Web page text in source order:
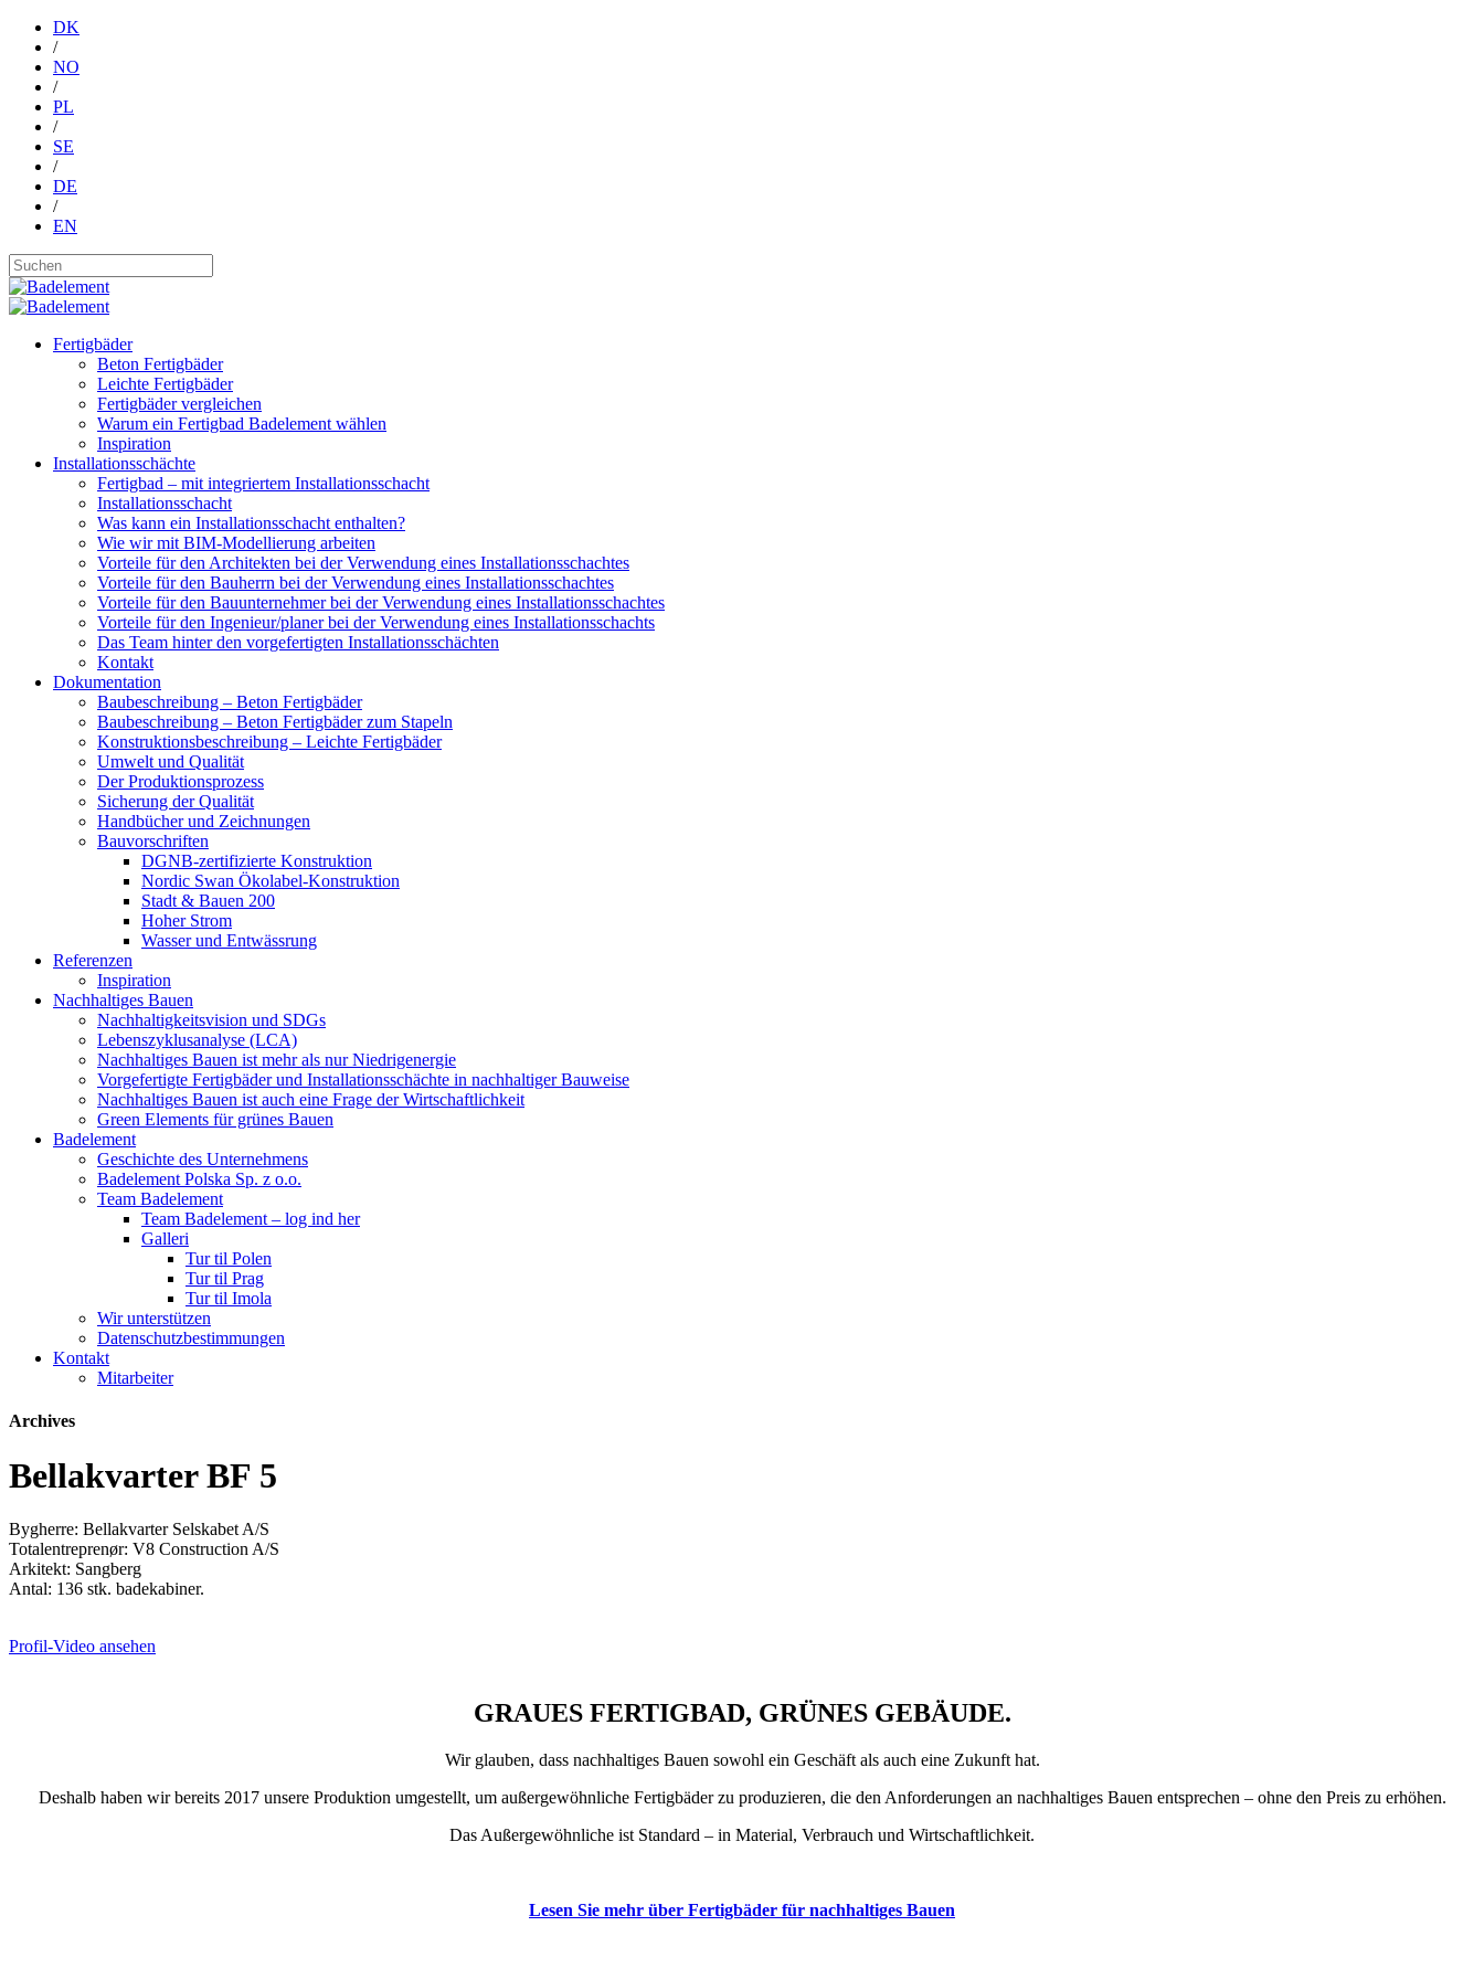
DK
/
NO
/
PL
/
SE
/
DE
/
EN
Fertigbäder
Beton Fertigbäder
Leichte Fertigbäder
Fertigbäder vergleichen
Warum ein Fertigbad Badelement wählen
Inspiration
Installationsschächte
Fertigbad – mit integriertem Installationsschacht
Installationsschacht
Was kann ein Installationsschacht enthalten?
Wie wir mit BIM-Modellierung arbeiten
Vorteile für den Architekten bei der Verwendung eines Installationsschachtes
Vorteile für den Bauherrn bei der Verwendung eines Installationsschachtes
Vorteile für den Bauunternehmer bei der Verwendung eines Installationsschachtes
Vorteile für den Ingenieur/planer bei der Verwendung eines Installationsschachts
Das Team hinter den vorgefertigten Installationsschächten
Kontakt
Dokumentation
Baubeschreibung – Beton Fertigbäder
Baubeschreibung – Beton Fertigbäder zum Stapeln
Konstruktionsbeschreibung – Leichte Fertigbäder
Umwelt und Qualität
Der Produktionsprozess
Sicherung der Qualität
Handbücher und Zeichnungen
Bauvorschriften
DGNB-zertifizierte Konstruktion
Nordic Swan Ökolabel-Konstruktion
Stadt & Bauen 200
Hoher Strom
Wasser und Entwässrung
Referenzen
Inspiration
Nachhaltiges Bauen
Nachhaltigkeitsvision und SDGs
Lebenszyklusanalyse (LCA)
Nachhaltiges Bauen ist mehr als nur Niedrigenergie
Vorgefertigte Fertigbäder und Installationsschächte in nachhaltiger Bauweise
Nachhaltiges Bauen ist auch eine Frage der Wirtschaftlichkeit
Green Elements für grünes Bauen
Badelement
Geschichte des Unternehmens
Badelement Polska Sp. z o.o.
Team Badelement
Team Badelement – log ind her
Galleri
Tur til Polen
Tur til Prag
Tur til Imola
Wir unterstützen
Datenschutzbestimmungen
Kontakt
Mitarbeiter
Archives
Bellakvarter BF 5
Bygherre: Bellakvarter Selskabet A/S
Totalentreprenør: V8 Construction A/S
Arkitekt: Sangberg
Antal: 136 stk. badekabiner.
Profil-Video ansehen
GRAUES FERTIGBAD, GRÜNES GEBÄUDE.
Wir glauben, dass nachhaltiges Bauen sowohl ein Geschäft als auch eine Zukunft hat.
Deshalb haben wir bereits 2017 unsere Produktion umgestellt, um außergewöhnliche Fertigbäder zu produzieren, die den Anforderungen an nachhaltiges Bauen entsprechen – ohne den Preis zu erhöhen.
Das Außergewöhnliche ist Standard – in Material, Verbrauch und Wirtschaftlichkeit.
Lesen Sie mehr über Fertigbäder für nachhaltiges Bauen